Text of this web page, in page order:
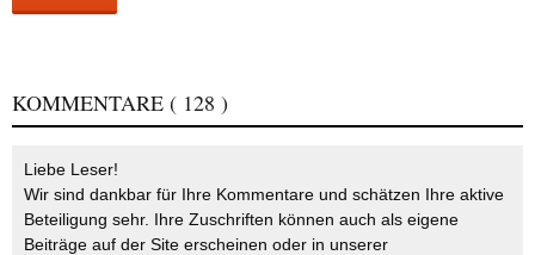
KOMMENTARE ( 128 )
Liebe Leser!
Wir sind dankbar für Ihre Kommentare und schätzen Ihre aktive
Beteiligung sehr. Ihre Zuschriften können auch als eigene
Beiträge auf der Site erscheinen oder in unserer